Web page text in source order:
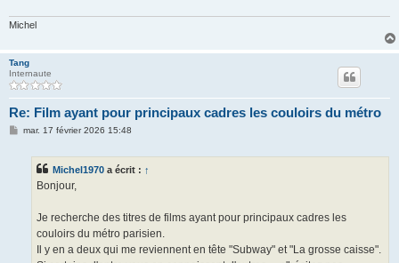
Michel
Tang
Internaute
Re: Film ayant pour principaux cadres les couloirs du métro
Mmar. 17 février 2026 15:48
Michel1970 a écrit : ↑
Bonjour,
Je recherche des titres de films ayant pour principaux cadres les
couloirs du métro parisien.
Il y en a deux qui me reviennent en tête "Subway" et "La grosse caisse".